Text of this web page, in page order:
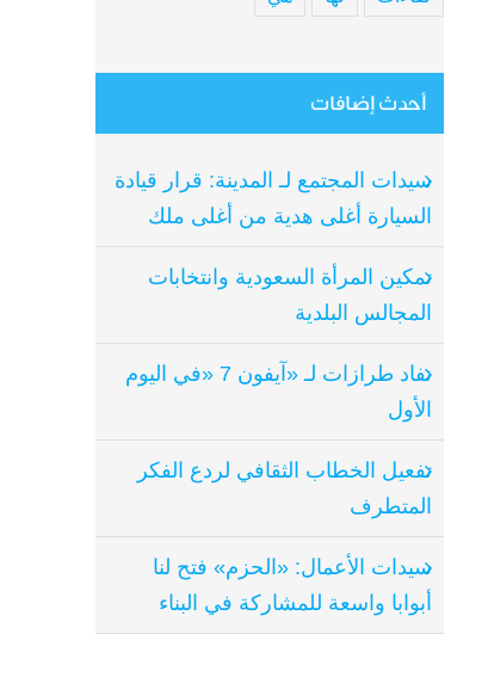
أحدث إضافات
سيدات المجتمع لـ المدينة: قرار قيادة
السيارة أغلى هدية من أغلى ملك
تمكين المرأة السعودية وانتخابات
المجالس البلدية
نفاد طرازات لـ «آيفون 7 «في اليوم
الأول
تفعيل الخطاب الثقافي لردع الفكر
المتطرف
سيدات الأعمال: «الحزم» فتح لنا
أبوابا واسعة للمشاركة في البناء